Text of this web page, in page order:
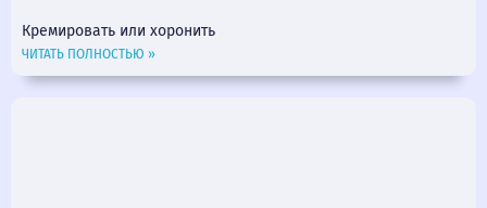
Кремировать или хоронить
ЧИТАТЬ ПОЛНОСТЬЮ »